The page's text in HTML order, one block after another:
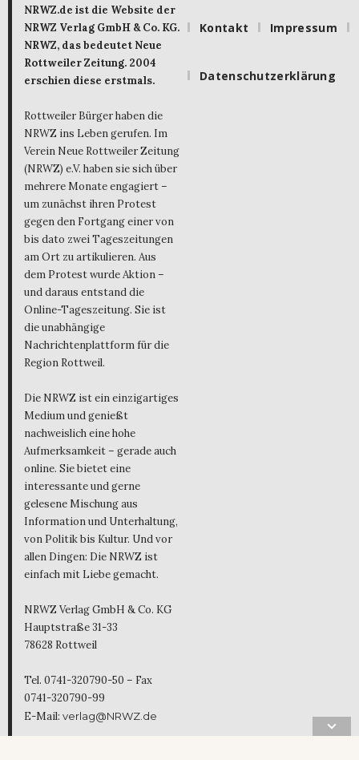
NRWZ.de ist die Website der
NRWZ Verlag GmbH & Co. KG.
NRWZ, das bedeutet Neue
Rottweiler Zeitung. 2004
erschien diese erstmals.
Rottweiler Bürger haben die
NRWZ ins Leben gerufen. Im
Verein Neue Rottweiler Zeitung
(NRWZ) e.V. haben sie sich über
mehrere Monate engagiert –
um zunächst ihren Protest
gegen den Fortgang einer von
bis dato zwei Tageszeitungen
am Ort zu artikulieren. Aus
dem Protest wurde Aktion –
und daraus entstand die
Online-Tageszeitung. Sie ist
die unabhängige
Nachrichtenplattform für die
Region Rottweil.
Die NRWZ ist ein einzigartiges
Medium und genießt
nachweislich eine hohe
Aufmerksamkeit – gerade auch
online. Sie bietet eine
interessante und gerne
gelesene Mischung aus
Information und Unterhaltung,
von Politik bis Kultur. Und vor
allen Dingen: Die NRWZ ist
einfach mit Liebe gemacht.
NRWZ Verlag GmbH & Co. KG
Hauptstraße 31-33
78628 Rottweil
Tel. 0741-320790-50 – Fax
0741-320790-99
E-Mail: verlag@NRWZ.de
Kontakt Impressum
Datenschutzerklärung